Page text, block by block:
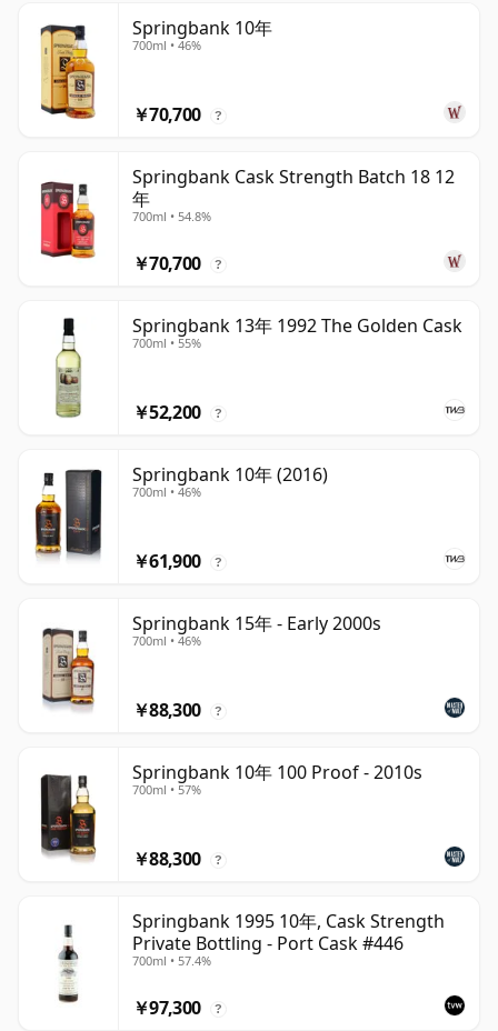
Springbank 10年
700ml • 46%
￥70,700 ?
Springbank Cask Strength Batch 18 12
年
700ml • 54.8%
￥70,700 ?
Springbank 13年 1992 The Golden Cask
700ml • 55%
￥52,200 ?
Springbank 10年 (2016)
700ml • 46%
￥61,900 ?
Springbank 15年 - Early 2000s
700ml • 46%
￥88,300 ?
Springbank 10年 100 Proof - 2010s
700ml • 57%
￥88,300 ?
Springbank 1995 10年, Cask Strength
Private Bottling - Port Cask #446
700ml • 57.4%
￥97,300 ?